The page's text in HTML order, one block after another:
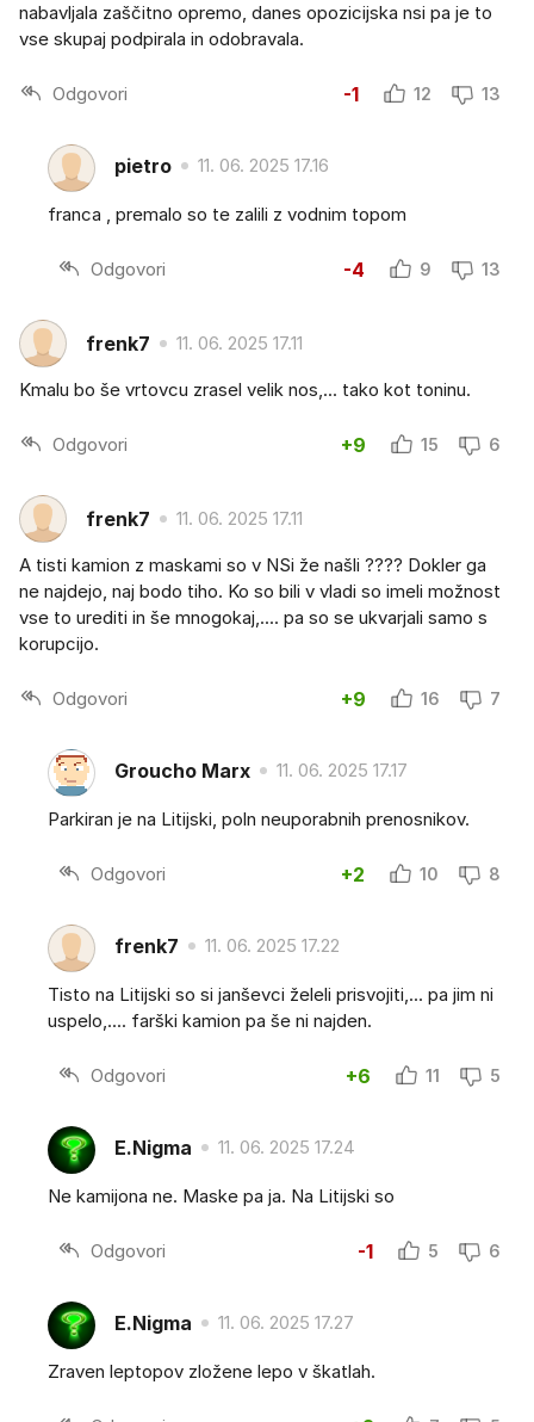
nabavljala zaščitno opremo, danes opozicijska nsi pa je to
vse skupaj podpirala in odobravala.
Odgovori -1 12 13
pietro 11. 06. 2025 17.16
franca , premalo so te zalili z vodnim topom
Odgovori -4 9 13
frenk7 11. 06. 2025 17.11
Kmalu bo še vrtovcu zrasel velik nos,... tako kot toninu.
Odgovori +9 15 6
frenk7 11. 06. 2025 17.11
A tisti kamion z maskami so v NSi že našli ???? Dokler ga
ne najdejo, naj bodo tiho. Ko so bili v vladi so imeli možnost
vse to urediti in še mnogokaj,.... pa so se ukvarjali samo s
korupcijo.
Odgovori +9 16 7
Groucho Marx 11. 06. 2025 17.17
Parkiran je na Litijski, poln neuporabnih prenosnikov.
Odgovori +2 10 8
frenk7 11. 06. 2025 17.22
Tisto na Litijski so si janševci želeli prisvojiti,... pa jim ni
uspelo,.... farški kamion pa še ni najden.
Odgovori +6 11 5
E.Nigma 11. 06. 2025 17.24
Ne kamijona ne. Maske pa ja. Na Litijski so
Odgovori -1 5 6
E.Nigma 11. 06. 2025 17.27
Zraven leptopov zložene lepo v škatlah.